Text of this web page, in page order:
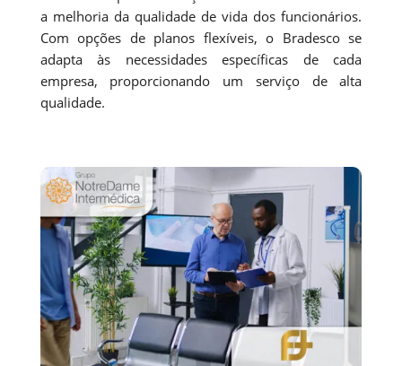
a melhoria da qualidade de vida dos funcionários.
Com opções de planos flexíveis, o Bradesco se
adapta às necessidades específicas de cada
empresa, proporcionando um serviço de alta
qualidade.